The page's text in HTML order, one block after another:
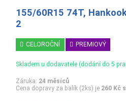
155/60R15 74T,
2
CELOROČNÍ PREMIOVÝ
Skladem u dodavatele (dodání do 5
Záruka: 24 měsíců
Cena dopravy za balík (2ks) je 260 Kč